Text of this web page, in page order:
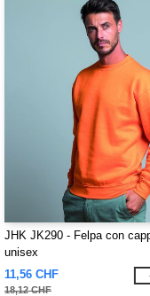
JHK JK290 - Felpa con
unisex
11,56 CHF
18,12 CHF